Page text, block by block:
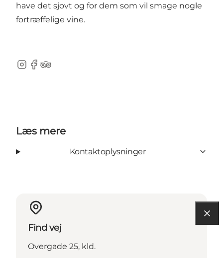
have det sjovt og for dem som vil smage nogle
fortræffelige vine.
Instagram
Facebook
TripAdvisor
Læs mere
Kontaktoplysninger
Find vej
Overgade 25, kld.